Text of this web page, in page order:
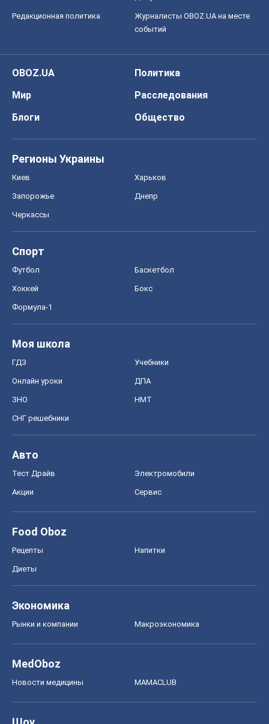
Редакционная политика
Журналисты OBOZ.UA на месте
событий
OBOZ.UA
Политика
Мир
Расследования
Блоги
Общество
Регионы Украины
Киев Харьков
Запорожье Днепр
Черкассы
Спорт
Футбол Баскетбол
Хоккей Бокс
Формула-1
Моя школа
ГДЗ Учебники
Онлайн уроки ДПА
ЗНО НМТ
СНГ решебники
Авто
Тест Драйв Электромобили
Акции Сервис
Food Oboz
Рецепты Напитки
Диеты
Экономика
Рынки и компании Mакроэкономика
MedOboz
Новости медицины MAMACLUB